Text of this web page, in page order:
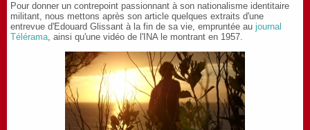
Pour donner un contrepoint passionnant à son nationalisme identitaire
militant, nous mettons après son article quelques extraits d'une
entrevue d'Edouard Glissant à la fin de sa vie, empruntée au journal
Télérama, ainsi qu'une vidéo de l'INA le montrant en 1957.